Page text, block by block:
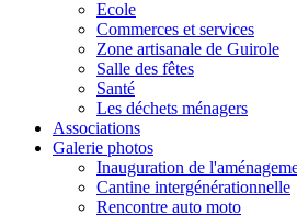
Ecole
Commerces et services
Zone artisanale de Guirole
Salle des fêtes
Santé
Les déchets ménagers
Associations
Galerie photos
Inauguration de
Cantine intergénérationnelle
Rencontre auto moto